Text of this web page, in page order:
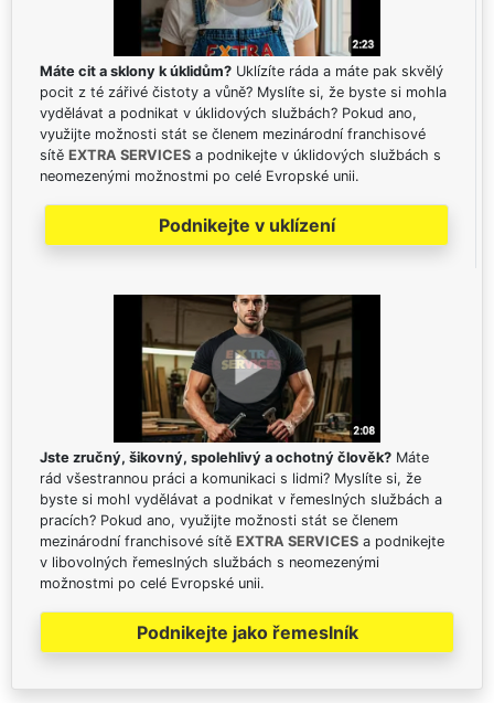
Máte cit a sklony k úklidům? Uklízíte ráda a máte pak skvělý
pocit z té zářivé čistoty a vůně? Myslíte si, že byste si mohla
vydělávat a podnikat v úklidových službách? Pokud ano,
využijte možnosti stát se členem mezinárodní franchisové
sítě EXTRA SERVICES a podnikejte v úklidových službách s
neomezenými možnostmi po celé Evropské unii.
Podnikejte v uklízení
Jste zručný, šikovný, spolehlivý a ochotný člověk? Máte
rád všestrannou práci a komunikaci s lidmi? Myslíte si, že
byste si mohl vydělávat a podnikat v řemeslných službách a
pracích? Pokud ano, využijte možnosti stát se členem
mezinárodní franchisové sítě EXTRA SERVICES a podnikejte
v libovolných řemeslných službách s neomezenými
možnostmi po celé Evropské unii.
Podnikejte jako řemeslník